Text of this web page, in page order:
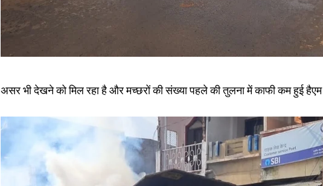
असर भी देखने को मिल रहा है और मच्छरों की संख्या पहले की तुलना में काफी कम हुई हैएम